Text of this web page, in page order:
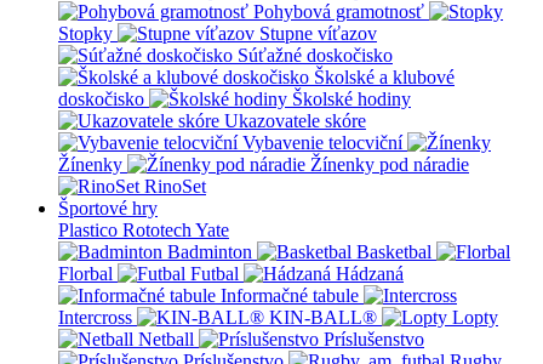
Pohybová gramotnosť
Stopky
Stupne víťazov
Súťažné doskočisko
Školské a klubové
doskočisko
Školské hodiny
Ukazovatele skóre
Vybavenie telocviční
Žínenky
Žínenky pod náradie
RinoSet
Športové hry
Plastico Rototech Yate
Badminton
Basketbal
Florbal
Futbal
Hádzaná
Informačné tabule
Intercross
KIN-BALL®
Lopty
Netball
Príslušenstvo